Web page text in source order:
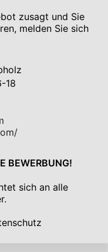
zusagt und Sie
melden Sie sich
18
BEWERBUNG!
sich an alle